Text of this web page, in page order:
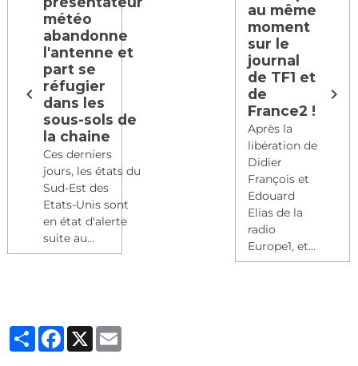
météo
abandonne
l'antenne et
part se
réfugier
dans les
sous-sols de
la chaine
Ces derniers
jours, les états du
Sud-Est des
Etats-Unis sont
en état d'alerte
suite au...
au même
moment
sur le
journal
de TF1 et
de
France2 !
Après la
libération de
Didier
François et
Edouard
Elias de la
radio
Europe1, et...
Partager
Facebook
X